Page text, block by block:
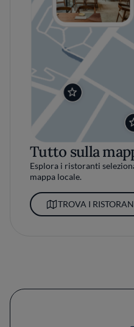
Tutto sulla
Esplora i ristoranti
mappa locale.
TROVA I